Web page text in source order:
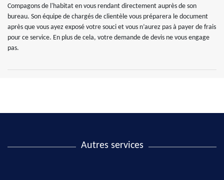
Compagons de l'habitat en vous rendant directement auprès de son
bureau. Son équipe de chargés de clientèle vous préparera le document
après que vous ayez exposé votre souci et vous n’aurez pas à payer de frais
pour ce service. En plus de cela, votre demande de devis ne vous engage
pas.
Autres services